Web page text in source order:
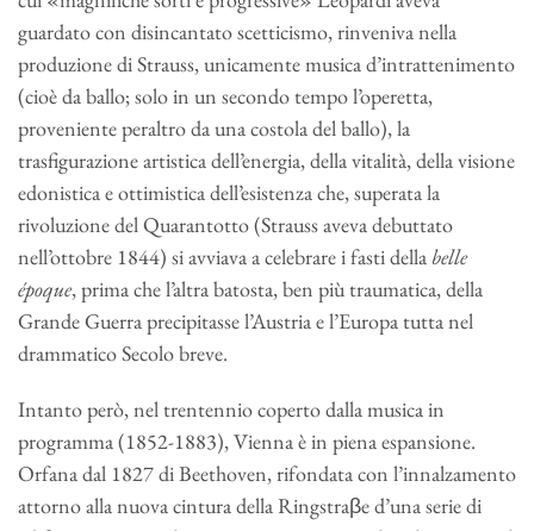
guardato con disincantato scetticismo, rinveniva nella
produzione di Strauss, unicamente musica d’intrattenimento
(cioè da ballo; solo in un secondo tempo l’operetta,
proveniente peraltro da una costola del ballo), la
trasfigurazione artistica dell’energia, della vitalità, della visione
edonistica e ottimistica dell’esistenza che, superata la
rivoluzione del Quarantotto (Strauss aveva debuttato
nell’ottobre 1844) si avviava a celebrare i fasti della belle
époque, prima che l’altra batosta, ben più traumatica, della
Grande Guerra precipitasse l’Austria e l’Europa tutta nel
drammatico Secolo breve.
Intanto però, nel trentennio coperto dalla musica in
programma (1852-1883), Vienna è in piena espansione.
Orfana dal 1827 di Beethoven, rifondata con l’innalzamento
attorno alla nuova cintura della Ringstraβe d’una serie di